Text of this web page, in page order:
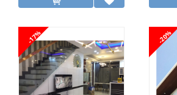
-17% -20%